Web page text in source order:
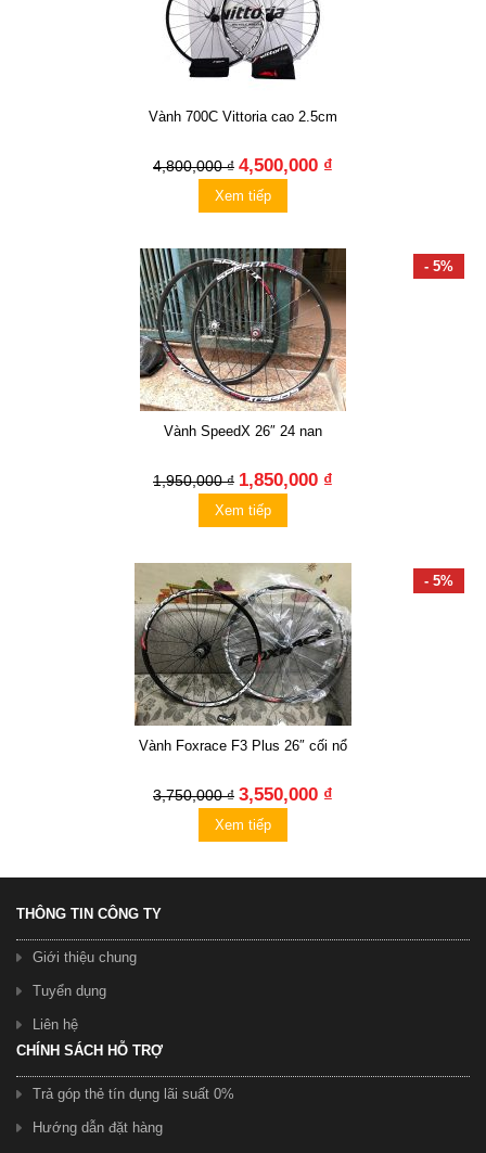
Vành 700C Vittoria cao 2.5cm
4,800,000 ₫ 4,500,000 ₫
Xem tiếp
- 5%
Vành SpeedX 26″ 24 nan
1,950,000 ₫ 1,850,000 ₫
Xem tiếp
- 5%
Vành Foxrace F3 Plus 26″ cối nổ
3,750,000 ₫ 3,550,000 ₫
Xem tiếp
THÔNG TIN CÔNG TY
Giới thiệu chung
Tuyển dụng
Liên hệ
CHÍNH SÁCH HỖ TRỢ
Trả góp thẻ tín dụng lãi suất 0%
Hướng dẫn đặt hàng